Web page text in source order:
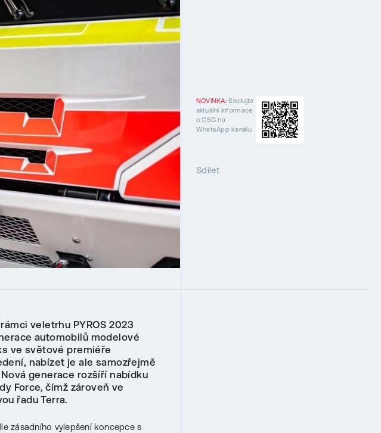
NOVINKA: Sledujte
aktuální informace
o CSG na
WhatsApp kanálu
Sdílet
veletrhu PYROS 2023
automobilů modelové
ve světové premiéře
nabízet je ale samozřejmě
generace rozšíří nabídku
Force, čímž zároveň ve
řadu Terra.
zásadního vylepšení koncepce s